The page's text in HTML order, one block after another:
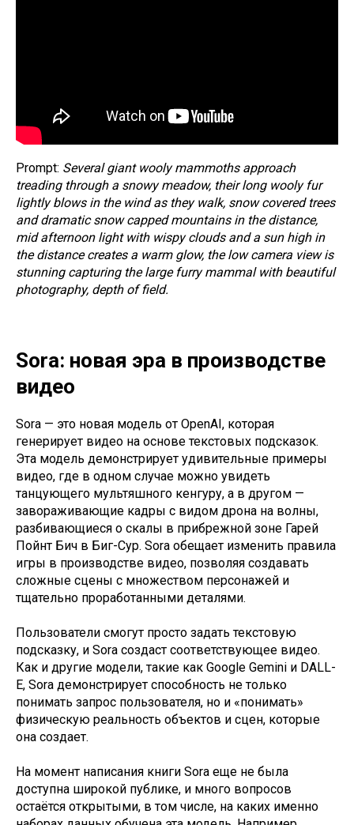
Prompt: Several giant wooly mammoths approach
treading through a snowy meadow, their long wooly fur
lightly blows in the wind as they walk, snow covered trees
and dramatic snow capped mountains in the distance,
mid afternoon light with wispy clouds and a sun high in
the distance creates a warm glow, the low camera view is
stunning capturing the large furry mammal with beautiful
photography, depth of field.
Sora: новая эра в производстве
видео
Sora — это новая модель от OpenAI, которая
генерирует видео на основе текстовых подсказок.
Эта модель демонстрирует удивительные примеры
видео, где в одном случае можно увидеть
танцующего мультяшного кенгуру, а в другом —
завораживающие кадры с видом дрона на волны,
разбивающиеся о скалы в прибрежной зоне Гарей
Пойнт Бич в Биг-Сур. Sora обещает изменить правила
игры в производстве видео, позволяя создавать
сложные сцены с множеством персонажей и
тщательно проработанными деталями.
Пользователи смогут просто задать текстовую
подсказку, и Sora создаст соответствующее видео.
Как и другие модели, такие как Google Gemini и DALL-
E, Sora демонстрирует способность не только
понимать запрос пользователя, но и «понимать»
физическую реальность объектов и сцен, которые
она создает.
На момент написания книги Sora еще не была
доступна широкой публике, и много вопросов
остаётся открытыми, в том числе, на каких именно